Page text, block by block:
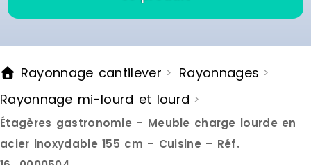
stockage. Des patins integres
protegent votre sol contre les
pour une utilisation dans des
garages, ateliers ou espaces de
securite optimales, il est
recommande de la fixer
egalement au mur. Marque : CLP
Couleur : silver Matière : metal
Rayonnage cantilever > Rayonnages >
Rayonnage mi-lourd et lourd >
Étagères gastronomie – Meuble charge lourde en
acier inoxydable 155 cm – Cuisine – Réf.